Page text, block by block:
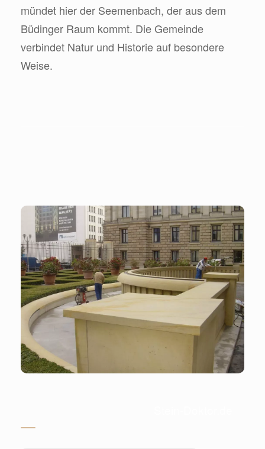
mündet hier der Seemenbach, der aus dem
Büdinger Raum kommt. Die Gemeinde
verbindet Natur und Historie auf besondere
Weise.